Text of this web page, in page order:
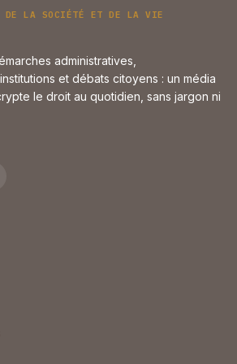
DE LA SOCIÉTÉ ET DE LA VIE
administratives,
et débats citoyens : un média
le droit au quotidien, sans jargon ni